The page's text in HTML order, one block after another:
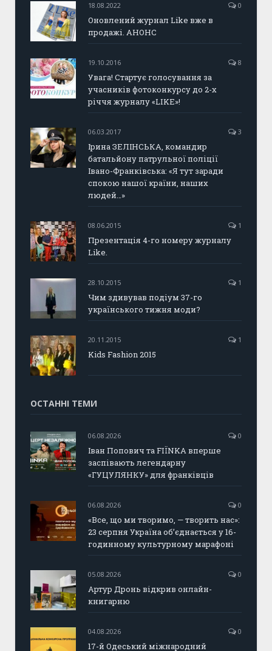
18.08.2022 0
Оновлений журнал Like вже в
продажі. АНОНС
19.10.2016 8
Увага! Стартує голосування за
учасників фотоконкурсу до 2-х
річчя журналу «LIKE»!
06.03.2017 3
Ірина ЗЕЛІНСЬКА, командир
батальйону патрульної поліції
Івано-Франківська: «Я тут заради
спокою нашої країни, наших
людей…»
08.06.2015 1
Презентація 4-го номеру журналу
Like.
28.10.2015 1
Чим здивував подіум 37-го
українського тижня моди?
20.11.2015 1
Kids Fashion 2015
ОСТАННІ ТЕМИ
06.08.2026 0
Іван Попович та FIÏNKA вперше
заспівають легендарну
«ГУЦУЛЯНКУ» для франківців
06.08.2026 0
«Все, що ми творимо, — творить нас»:
23 серпня Україна об’єднається у 16-
годинному культурному марафоні
05.08.2026 0
Артур Дронь відкрив онлайн-
книгарню
04.08.2026 0
17-й Одеський міжнародний